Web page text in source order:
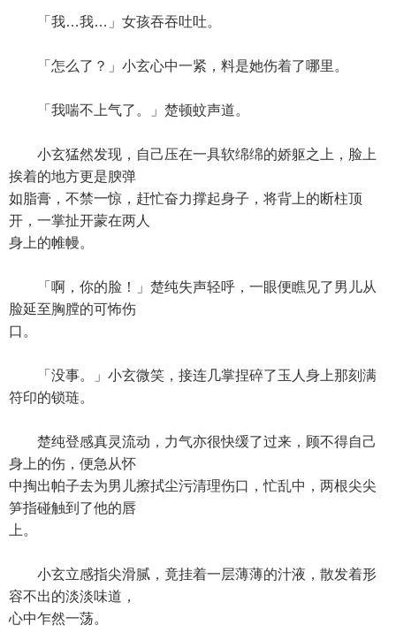
「我…我…」女孩吞吞吐吐。
「怎么了？」小玄心中一紧，料是她伤着了哪里。
「我喘不上气了。」楚顿蚊声道。
小玄猛然发现，自己压在一具软绵绵的娇躯之上，脸上
挨着的地方更是腴弹
如脂膏，不禁一惊，赶忙奋力撑起身子，将背上的断柱顶
开，一掌扯开蒙在两人
身上的帷幔。
「啊，你的脸！」楚纯失声轻呼，一眼便瞧见了男儿从
脸延至胸膛的可怖伤
口。
「没事。」小玄微笑，接连几掌捏碎了玉人身上那刻满
符印的锁琏。
楚纯登感真灵流动，力气亦很快缓了过来，顾不得自己
身上的伤，便急从怀
中掏出帕子去为男儿擦拭尘污清理伤口，忙乱中，两根尖尖
笋指碰触到了他的唇
上。
小玄立感指尖滑腻，竟挂着一层薄薄的汁液，散发着形
容不出的淡淡味道，
心中乍然一荡。